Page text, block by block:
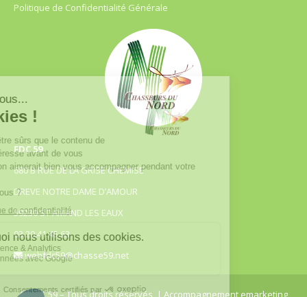
Politique de Confidentialité Générale
FDC 59
680 B RUE DE LA GRISE CHEMISE
DREVE NOTRE DAME D’AMOUR
59230 ST AMAND LES EAUX
03.20.41.45.63
webfdc59@chasse59.net
© FDC 59 – Tous droits réservés | Accompagnement emarketing